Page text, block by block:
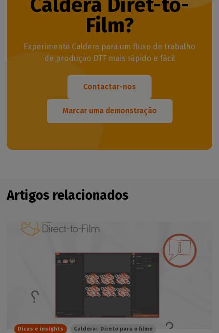
Caldera Diret-to-
Film?
Experimente Caldera para um fluxo de trabalho
de produção DTF mais rápido e fácil
Contactar-nos
Marcar uma demonstração
Artigos relacionados
Dicas e insights Caldera- Direto para o filme